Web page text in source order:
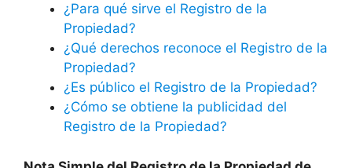
¿Para qué sirve el Registro de la
Propiedad?
¿Qué derechos reconoce el Registro de la
Propiedad?
¿Es público el Registro de la Propiedad?
¿Cómo se obtiene la publicidad del
Registro de la Propiedad?